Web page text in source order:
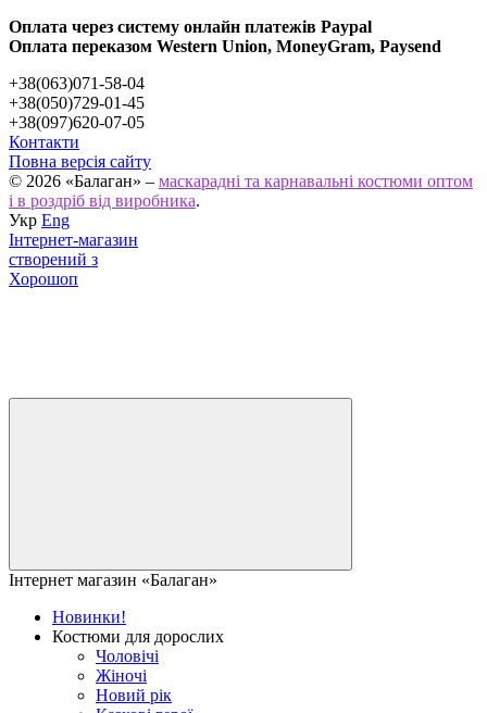
Оплата через систему онлайн платежів Paypal
Оплата переказом Western Union, MoneyGram, Paysend
+38(063)071-58-04
+38(050)729-01-45
+38(097)620-07-05
Контакти
Повна версія сайту
© 2026 «Балаган» – маскарадні та карнавальні костюми оптом
і в роздріб від виробника.
Укр Eng
Інтернет-магазин
створений з
Хорошоп
Інтернет магазин «Балаган»
Новинки!
Костюми для дорослих
Чоловічі
Жіночі
Новий рік